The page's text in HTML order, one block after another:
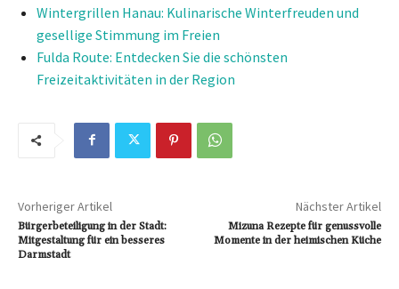
Wintergrillen Hanau: Kulinarische Winterfreuden und
gesellige Stimmung im Freien
Fulda Route: Entdecken Sie die schönsten
Freizeitaktivitäten in der Region
Vorheriger Artikel
Bürgerbeteiligung in der Stadt:
Mitgestaltung für ein besseres
Darmstadt
Nächster Artikel
Mizuna Rezepte für genussvolle
Momente in der heimischen Küche